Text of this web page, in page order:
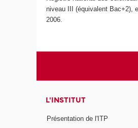
niveau III (équivalent Bac+2),
2006.
L'INSTITUT
Présentation de l'ITP